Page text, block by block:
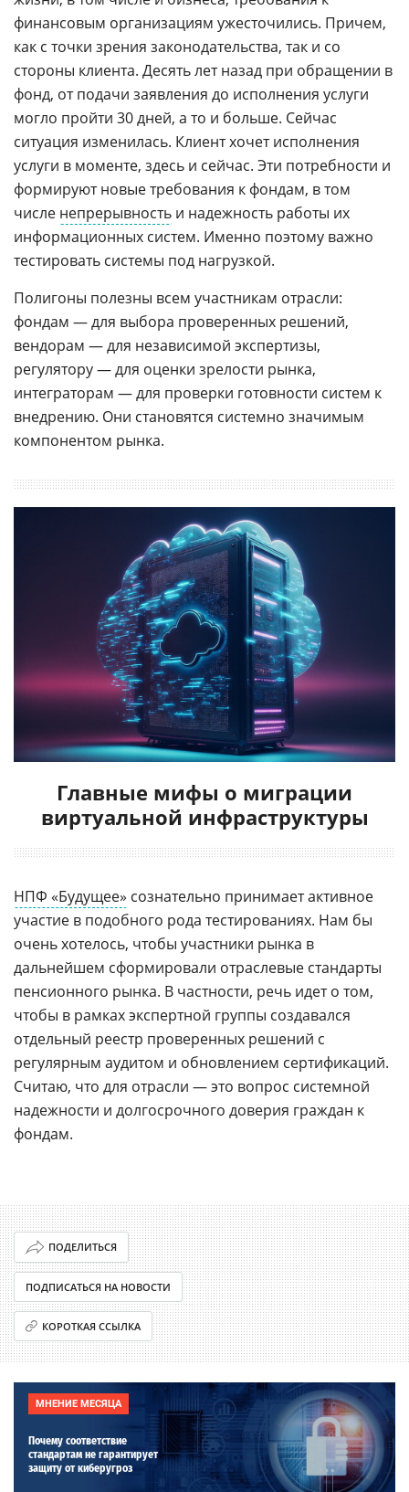
финансовым организациям ужесточились. Причем,
как с точки зрения законодательства, так и со
стороны клиента. Десять лет назад при обращении в
фонд, от подачи заявления до исполнения услуги
могло пройти 30 дней, а то и больше. Сейчас
ситуация изменилась. Клиент хочет исполнения
услуги в моменте, здесь и сейчас. Эти потребности и
формируют новые требования к фондам, в том
числе непрерывность и надежность работы их
информационных систем. Именно поэтому важно
тестировать системы под нагрузкой.
Полигоны полезны всем участникам отрасли:
фондам — для выбора проверенных решений,
вендорам — для независимой экспертизы,
регулятору — для оценки зрелости рынка,
интеграторам — для проверки готовности систем к
внедрению. Они становятся системно значимым
компонентом рынка.
Главные мифы о миграции
виртуальной инфраструктуры
НПФ «Будущее» сознательно принимает активное
участие в подобного рода тестированиях. Нам бы
очень хотелось, чтобы участники рынка в
дальнейшем сформировали отраслевые стандарты
пенсионного рынка. В частности, речь идет о том,
чтобы в рамках экспертной группы создавался
отдельный реестр проверенных решений с
регулярным аудитом и обновлением сертификаций.
Считаю, что для отрасли — это вопрос системной
надежности и долгосрочного доверия граждан к
фондам.
ПОДЕЛИТЬСЯ
ПОДПИСАТЬСЯ НА НОВОСТИ
КОРОТКАЯ ССЫЛКА
МНЕНИЕ МЕСЯЦА
Почему соответствие
стандартам не гарантирует
защиту от киберугроз